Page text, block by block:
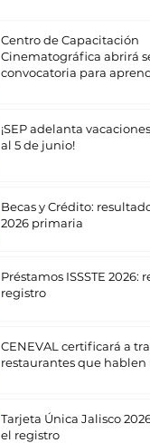
Centro de Capacitación
Cinematográfica abrirá
convocatoria para
¡SEP adelanta
al 5 de junio!
Becas y Crédito:
2026 primaria
Préstamos ISSSTE 2026:
registro
CENEVAL certificará a
restaurantes que hablen
Tarjeta Única Jalisco
el registro